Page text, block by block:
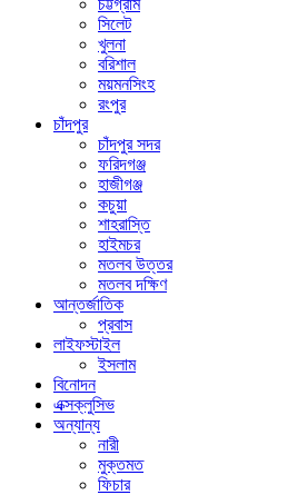
চট্টগ্রাম
সিলেট
খুলনা
বরিশাল
ময়মনসিংহ
রংপুর
চাঁদপুর
চাঁদপুর সদর
ফরিদগঞ্জ
হাজীগঞ্জ
কচুয়া
শাহরাস্তি
হাইমচর
মতলব উত্তর
মতলব দক্ষিণ
আন্তর্জাতিক
প্রবাস
লাইফস্টাইল
ইসলাম
বিনোদন
এক্সক্লুসিভ
অন্যান্য
নারী
মুক্তমত
ফিচার